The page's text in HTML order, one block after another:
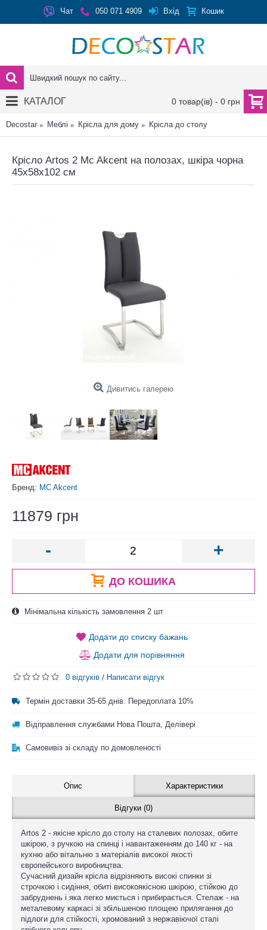
Чат 050 071 4909 Вхід Кошик
0 товар(ів) - 0 грн
КАТАЛОГ
Decostar Меблі Крісла для дому Крісла до столу
Крісло Artos 2 Mc Akcent на полозах, шкіра чорна
45x58x102 см
Дивитись галерею
Бренд: MC Akcent
11879 грн
- +
ДО КОШИКА
Мінімальна кількість замовлення 2 шт
Додати до списку бажань
Додати для порівняння
0 відгуків / Написати відгук
Термін доставки 35-65 днів. Передоплата 10%
Відправлення службами Нова Пошта, Делівері
Самовивіз зі складу по домовленості
Опис Характеристики
Відгуки (0)
Artos 2 - якісне крісло до столу на сталевих полозах, обите
шкірою, з ручкою на спинці і навантаженням до 140 кг - на
кухню або вітальню з матеріалів високої якості
європейського виробництва.
Сучасний дизайн крісла відрізняють високі спинки зі
строчкою і сидіння, обиті високоякісною шкірою, стійкою до
забруднень і яка легко миється і прибирається. Стелаж - на
металевому каркасі зі збільшеною площею прилягання до
підлоги для стійкості, хромований з нержавіючої сталі